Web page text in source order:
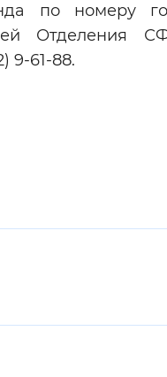
по номеру
Отделения
9-61-88.